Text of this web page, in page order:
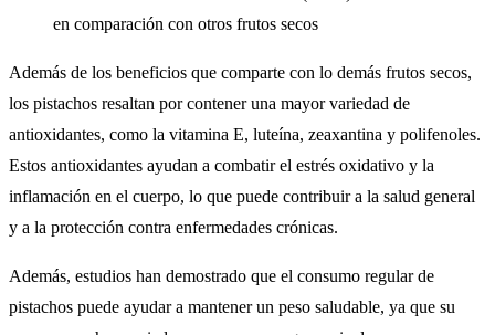
en comparación con otros frutos secos
Además de los beneficios que comparte con lo demás frutos secos,
los pistachos resaltan por contener una mayor variedad de
antioxidantes, como la vitamina E, luteína, zeaxantina y polifenoles.
Estos antioxidantes ayudan a combatir el estrés oxidativo y la
inflamación en el cuerpo, lo que puede contribuir a la salud general
y a la protección contra enfermedades crónicas.
Además, estudios han demostrado que el consumo regular de
pistachos puede ayudar a mantener un peso saludable, ya que su